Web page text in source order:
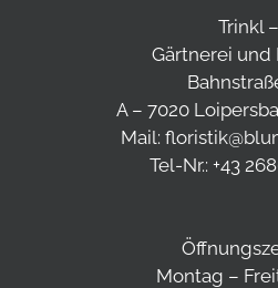
Trinkl –
Gärtnerei und
A – 7020
Mail:
Tel-Nr.: +43
Montag –